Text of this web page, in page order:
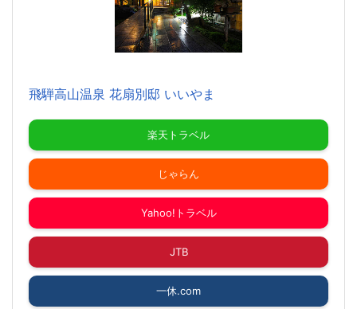
飛騨高山温泉 花扇別邸 いいやま
楽天トラベル
じゃらん
Yahoo!トラベル
JTB
一休.com